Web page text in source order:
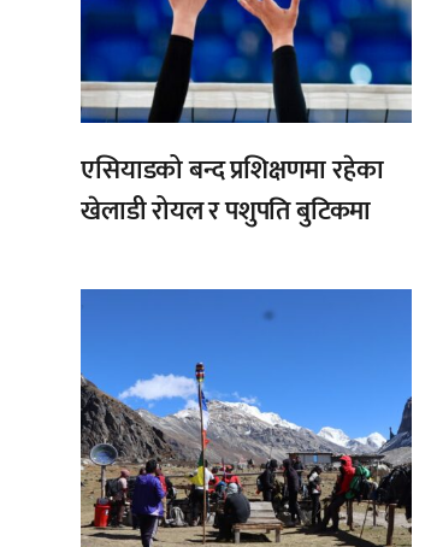
एसियाडको बन्द प्रशिक्षणमा रहेका
खेलाडी रोयल र पशुपति बुटिकमा